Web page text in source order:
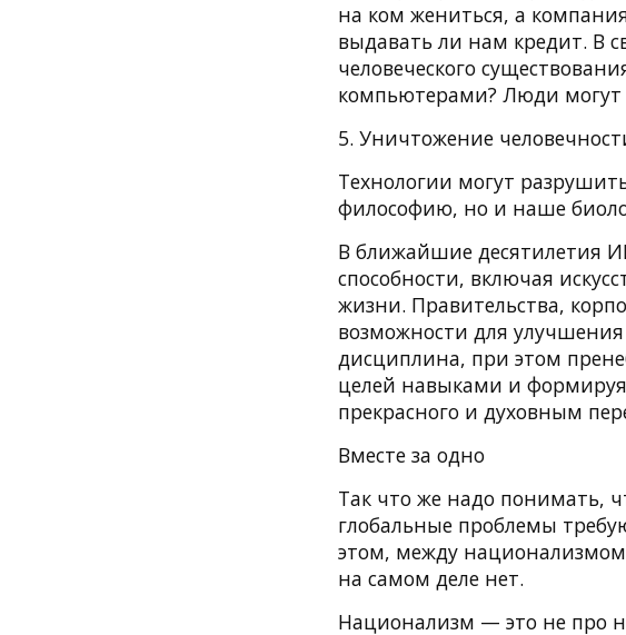
на ком жениться, а
выдавать ли нам кредит. В
человеческого
компьютерами? Люди могут
5. Уничтожение
Технологии могут
философию, но и наше
В ближайшие десятилетия
способности, включая
жизни. Правительства,
возможности для улучшения
дисциплина, при этом
целей навыками и формируя
прекрасного и духовным
Вместе за одно
Так что же надо понимать,
глобальные проблемы
этом, между
на самом деле нет.
Национализм — это не про